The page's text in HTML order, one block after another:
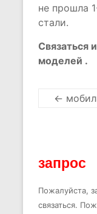
не прошла
стали.
Связаться
моделей .
←
запрос
Пожалуйста,
связаться.